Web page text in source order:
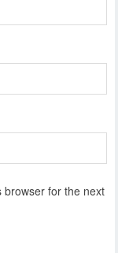
browser for the next